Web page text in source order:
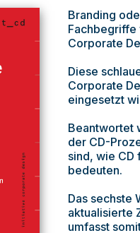
Branding
Fachbegriffe
Corporate
Diese
Corporate
eingesetzt
Beantwortet
der CD-
sind, wie CD
bedeuten.
Das sechste
aktualisierte
umfasst